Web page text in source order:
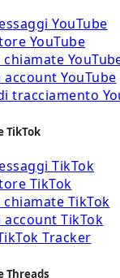
YouTube
YouTube
chiamate
account YouTube
tracciamento
TikTok
TikTok
TikTok
chiamate TikTok
account TikTok
Tracker
Threads